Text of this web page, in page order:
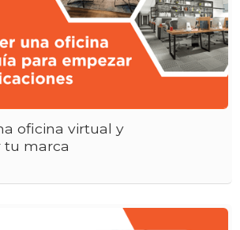
oficina virtual y
tu marca